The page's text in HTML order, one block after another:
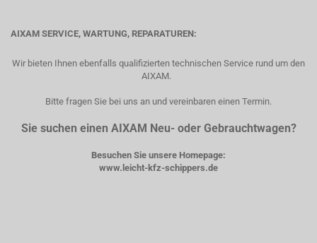
AIXAM SERVICE, WARTUNG, REPARATUREN:
Wir bieten Ihnen ebenfalls qualifizierten technischen Service rund um den
AIXAM.
Bitte fragen Sie bei uns an und vereinbaren einen Termin.
Sie suchen einen AIXAM Neu- oder Gebrauchtwagen?
Besuchen Sie unsere Homepage:
www.leicht-kfz-schippers.de